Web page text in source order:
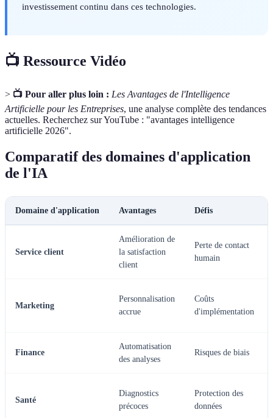
investissement continu dans ces technologies.
📺 Ressource Vidéo
> 📺 Pour aller plus loin : Les Avantages de l'Intelligence
Artificielle pour les Entreprises, une analyse complète des tendances
actuelles. Recherchez sur YouTube : "avantages intelligence
artificielle 2026".
Comparatif des domaines d'application
de l'IA
Domaine d'application Avantages Défis
Service client
Amélioration de
la satisfaction
client
Perte de contact
humain
Marketing
Personnalisation
accrue
Coûts
d'implémentation
Finance
Automatisation
des analyses
Risques de biais
Santé
Diagnostics
précoces
Protection des
données